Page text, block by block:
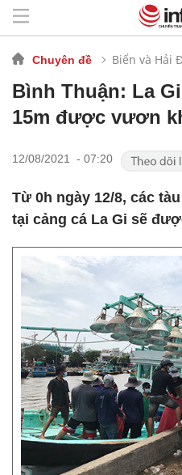
Chuyên đề Biển và Hải
Bình Thuận: La
15m được vươn
12/08/2021 - 07:20
Từ 0h ngày 12/8, các
tại cảng cá La Gi sẽ